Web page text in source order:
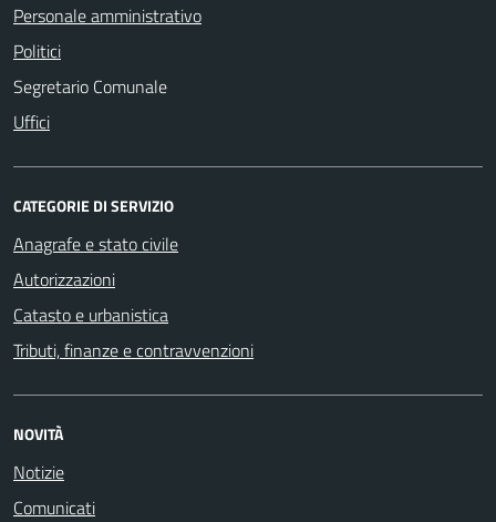
Personale amministrativo
Politici
Segretario Comunale
Uffici
CATEGORIE DI SERVIZIO
Anagrafe e stato civile
Autorizzazioni
Catasto e urbanistica
Tributi, finanze e contravvenzioni
NOVITÀ
Notizie
Comunicati